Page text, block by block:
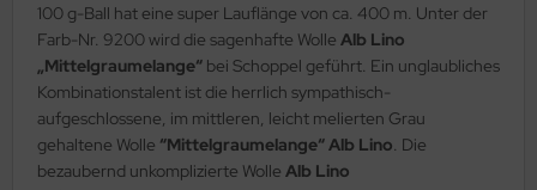
100 g-Ball hat eine super Lauflänge von ca. 400 m. Unter der
Farb-Nr. 9200 wird die sagenhafte Wolle Alb Lino
„Mittelgraumelange“ bei Schoppel geführt. Ein unglaubliches
Kombinationstalent ist die herrlich sympathisch-
aufgeschlossene, im mittleren, leicht melierten Grau
gehaltene Wolle “Mittelgraumelange“ Alb Lino. Die
bezaubernd unkomplizierte Wolle Alb Lino